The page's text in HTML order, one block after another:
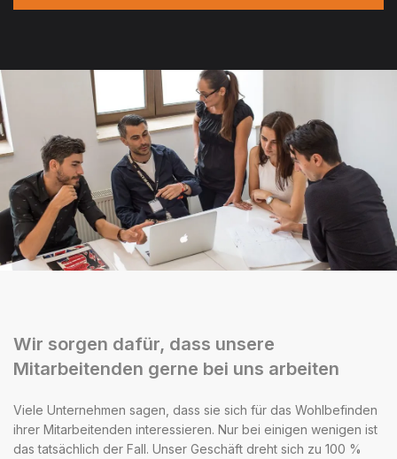
Wir sorgen dafür, dass unsere
Mitarbeitenden gerne bei uns arbeiten
Viele Unternehmen sagen, dass sie sich für das Wohlbefinden
ihrer Mitarbeitenden interessieren. Nur bei einigen wenigen ist
das tatsächlich der Fall. Unser Geschäft dreht sich zu 100 %